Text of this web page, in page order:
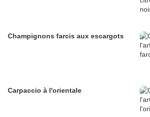
Champignons farcis aux escargots
Carpaccio à l'orientale